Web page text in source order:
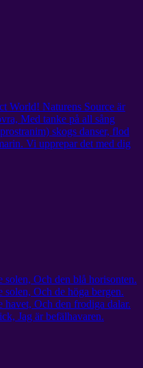
World! Naturens Source är
Med tanke på all sång
skogs danser, flod
Vi upprepar det med dig
solen, Och den blå horisonten.
solen, Och de höga bergen.
havet, Och den frodiga dalar.
Jag är befälhavaren.